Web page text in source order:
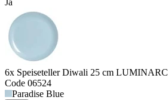
Ja
6x Speiseteller Diwali 25 cm LUMINARC
Code 06524
Paradise Blue